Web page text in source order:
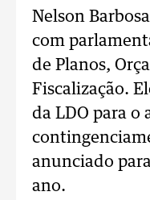
Nelson
com
de Planos,
Fiscalização.
da LDO para o
anunciado
ano.